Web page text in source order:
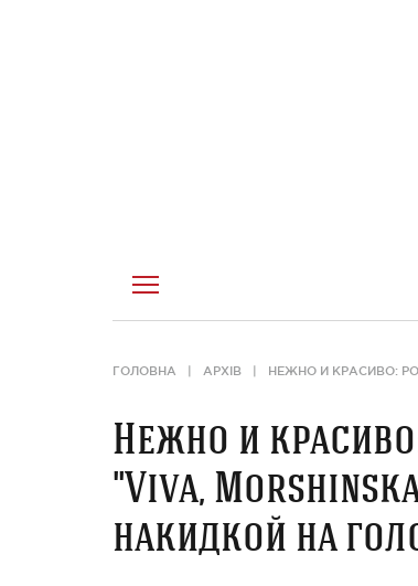
ГОЛОВНА АРХІВ НЕЖНО И КРАСИВО:
Нежно и
"Viva, Morshinska!
накидкой на